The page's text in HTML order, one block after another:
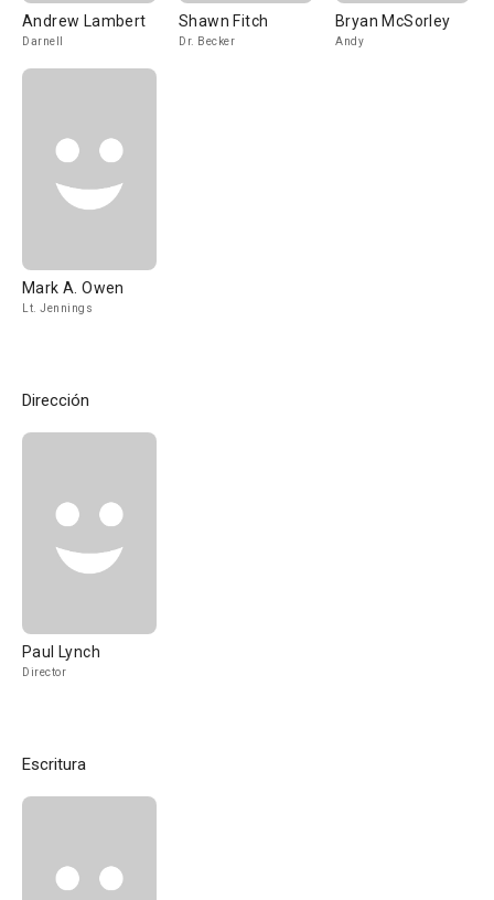
Andrew Lambert
Darnell
Shawn Fitch
Dr. Becker
Bryan McSorley
Andy
Mark A. Owen
Lt. Jennings
Dirección
Paul Lynch
Director
Escritura